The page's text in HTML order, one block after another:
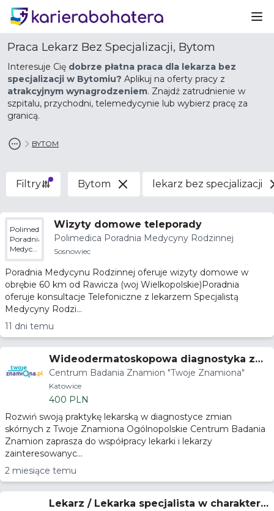
Praca Lekarz Bez Specjalizacji, Bytom
Interesuje Cię dobrze płatna praca dla lekarza bez
specjalizacji w Bytomiu? Aplikuj na oferty pracy z
atrakcyjnym wynagrodzeniem. Znajdź zatrudnienie w
szpitalu, przychodni, telemedycynie lub wybierz pracę za
granicą.
BYTOM
Filtry Bytom lekarz bez specjalizacji
Polimedica
Poradnia
Medycyny
Rodzinnej
Wizyty domowe teleporady
Polimedica Poradnia Medycyny Rodzinnej
Sosnowiec
Poradnia Medycynu Rodzinnej oferuje wizyty domowe w
obrębie 60 km od Rawicza (woj Wielkopolskie)Poradnia
oferuje konsultacje Telefoniczne z lekarzem Specjalistą
Medycyny Rodzi...
11 dni temu
Wideodermatoskopowa diagnostyka zmi
an skórnych
Centrum Badania Znamion "Twoje Znamiona"
Katowice
400 PLN
Rozwiń swoją praktykę lekarską w diagnostyce zmian
skórnych z Twoje Znamiona Ogólnopolskie Centrum Badania
Znamion zaprasza do współpracy lekarki i lekarzy
zainteresowanyc...
2 miesiące temu
Lekarz / Lekarka specjalista w charakterz